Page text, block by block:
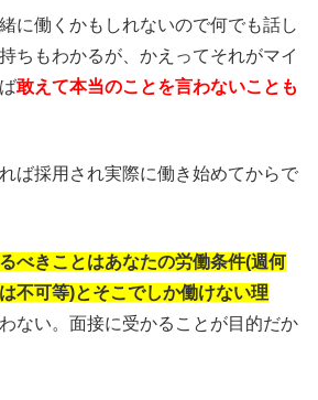
に働くかもしれないので何でも話し
ちもわかるが、かえってそれがマイ
敢えて本当のことを言わないことも
ば採用され実際に働き始めてからで
べきことはあなたの労働条件(週何
不可等)とそこでしか働けない理
ない。面接に受かることが目的だか